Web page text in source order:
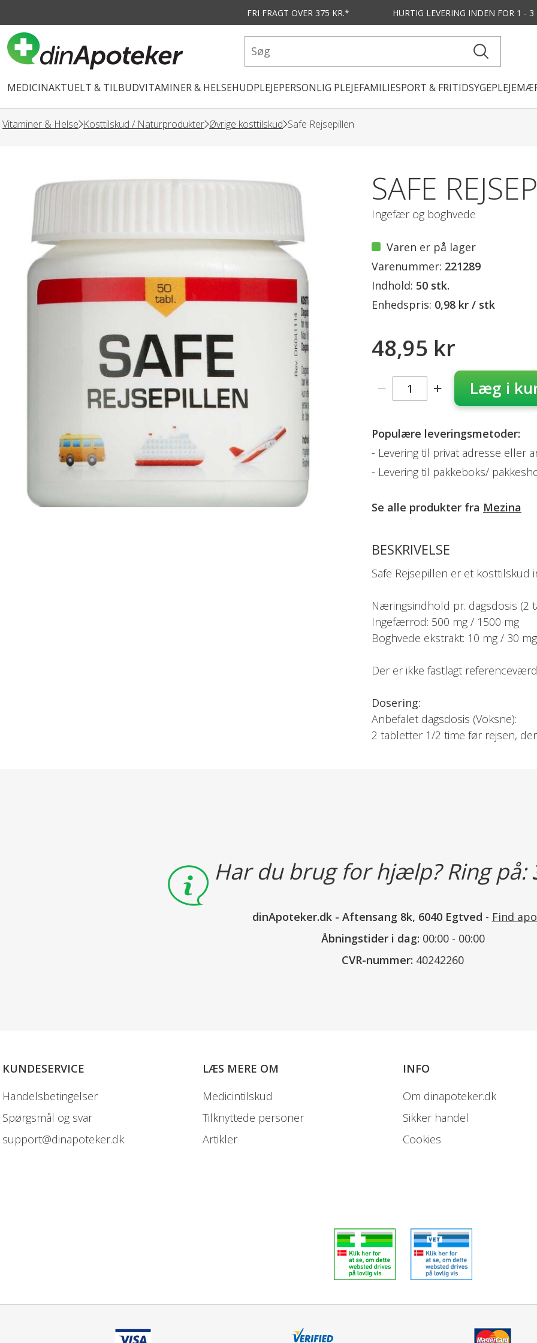
FRI FRAGT OVER 375 KR.* HURTIG LEVERING INDEN FOR 1 - 3
MEDICINAKTUELT & TILBUDVITAMINER & HELSEHUDPLEJEPERSONLIG PLEJEFAMILIESPORT & FRITIDSYGEPLEJE
Vitaminer & Helse Kosttilskud / Naturprodukter Øvrige kosttilskud Safe Rejsepillen
SAFE
Ingefær og boghvede
Varen er på lager
Varenummer: 221289
Indhold: 50 stk.
Enhedspris: 0,98 kr / stk
48,95 kr
Læg i
Populære leveringsmetoder:
Levering til privat adresse eller
Levering til pakkeboks/
Se alle produkter fra Mezina
BESKRIVELSE
Safe Rejsepillen er et
Næringsindhold pr. dagsdosis (2
Ingefærrod: 500 mg / 1500 mg
Boghvede ekstrakt: 10 mg / 30
Der er ikke fastlagt
Dosering:
Anbefalet dagsdosis (Voksne):
2 tabletter 1/2 time før rejsen,
Kosttilskud bør ikke træde i
Produktet bør opbevares
Fyldemidler (dicalciumphosphat,
magnesiumsalte af fedtsyrer,
Læs mere
Har du brug for hjælp? Ring på:
dinApoteker.dk- Aftensang 8k, 6040 Egtved - Find
Åbningstider i dag: 00:00 - 00:00
CVR-nummer: 40242260
KUNDESERVICE
Handelsbetingelser
Spørgsmål og svar
support@dinapoteker.dk
LÆS MERE OM
Medicintilskud
Tilknyttede personer
Artikler
INFO
Om dinapoteker.dk
Sikker handel
Cookies